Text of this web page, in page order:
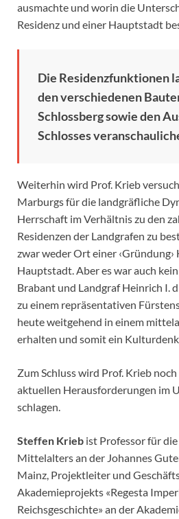
ausmachte und worin die
Residenz und einer Hauptstadt
Die Residenzfunktionen
den verschiedenen
Schlossberg sowie den
Schlosses
Weiterhin wird Prof. Krieb
Marburgs für die landgräfliche
Herrschaft im Verhältnis zu den
Residenzen der Landgrafen zu
zwar weder Ort einer ‹Gründung›
Hauptstadt. Aber es war auch
Brabant und Landgraf Heinrich I.
zu einem repräsentativen
heute weitgehend in einem
erhalten und somit ein
Zum Schluss wird Prof. Krieb
aktuellen Herausforderungen im
schlagen.
Steffen Krieb ist Professor für
Mittelalters an der Johannes
Mainz, Projektleiter und
Akademieprojekts «Regesta
Reichsgeschichte» an der